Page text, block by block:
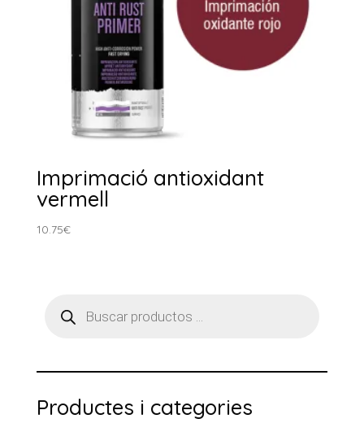
Imprimació antioxidant
vermell
10.75€
search
Productes i categories